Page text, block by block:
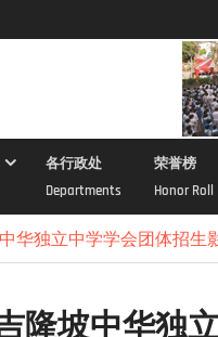
各行政处
Departments
荣誉榜
Honor Roll
华独立中学学会团体招生
隆坡中华独